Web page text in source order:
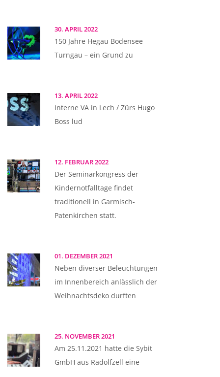
30. APRIL 2022
150 Jahre Hegau Bodensee
Turngau – ein Grund zu
13. APRIL 2022
Interne VA in Lech / Zürs Hugo
Boss lud
12. FEBRUAR 2022
Der Seminarkongress der
Kindernotfalltage findet
traditionell in Garmisch-
Patenkirchen statt.
01. DEZEMBER 2021
Neben diverser Beleuchtungen
im Innenbereich anlässlich der
Weihnachtsdeko durften
25. NOVEMBER 2021
Am 25.11.2021 hatte die Sybit
GmbH aus Radolfzell eine